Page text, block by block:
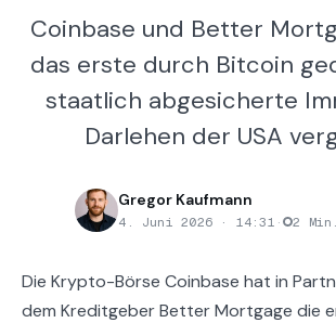
Coinbase und Better
das erste durch Bitcoin
staatlich abgesicherte
Darlehen der USA
Gregor Kaufmann
4. Juni 2026 · 14:31 · 2
Die Krypto-Börse Coinbase hat in
dem Kreditgeber Better Mortgage die
Sektoren